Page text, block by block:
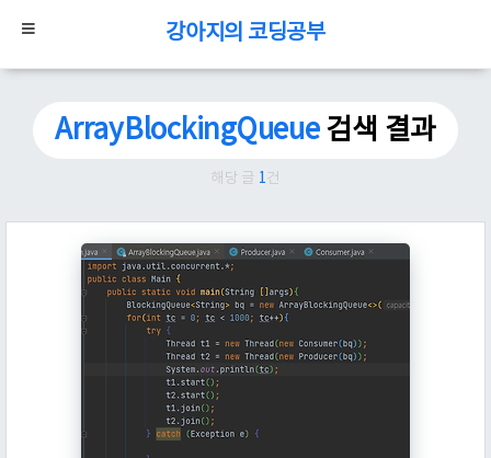
강아지의 코딩공부
ArrayBlockingQueue 검색 결과
해당 글 1건